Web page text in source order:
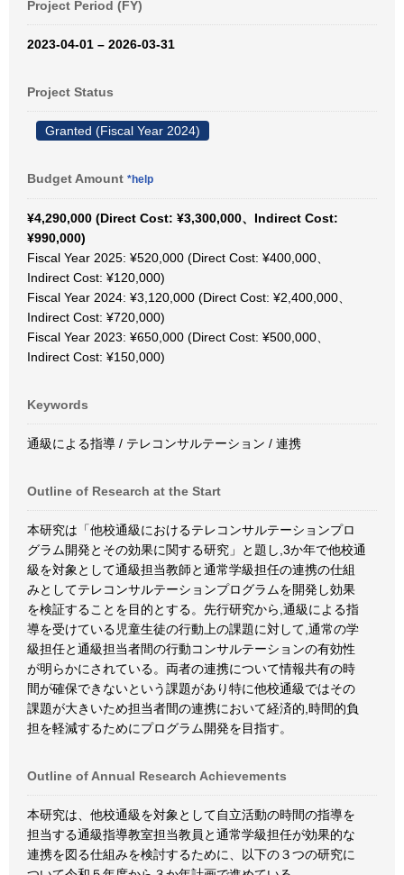
Project Period (FY)
2023-04-01 – 2026-03-31
Project Status
Granted (Fiscal Year 2024)
Budget Amount *help
¥4,290,000 (Direct Cost: ¥3,300,000、Indirect Cost:
¥990,000)
Fiscal Year 2025: ¥520,000 (Direct Cost: ¥400,000、
Indirect Cost: ¥120,000)
Fiscal Year 2024: ¥3,120,000 (Direct Cost: ¥2,400,000、
Indirect Cost: ¥720,000)
Fiscal Year 2023: ¥650,000 (Direct Cost: ¥500,000、
Indirect Cost: ¥150,000)
Keywords
通級による指導 / テレコンサルテーション / 連携
Outline of Research at the Start
本研究は「他校通級におけるテレコンサルテーションプロ
グラム開発とその効果に関する研究」と題し,3か年で他校通
級を対象として通級担当教師と通常学級担任の連携の仕組
みとしてテレコンサルテーションプログラムを開発し効果
を検証することを目的とする。先行研究から,通級による指
導を受けている児童生徒の行動上の課題に対して,通常の学
級担任と通級担当者間の行動コンサルテーションの有効性
が明らかにされている。両者の連携について情報共有の時
間が確保できないという課題があり特に他校通級ではその
課題が大きいため担当者間の連携において経済的,時間的負
担を軽減するためにプログラム開発を目指す。
Outline of Annual Research Achievements
本研究は、他校通級を対象として自立活動の時間の指導を
担当する通級指導教室担当教員と通常学級担任が効果的な
連携を図る仕組みを検討するために、以下の３つの研究に